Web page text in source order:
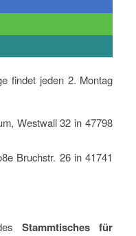
findet jeden 2. Montag
Westwall 32 in 47798
Bruchstr. 26 in 41741
Stammtisches für